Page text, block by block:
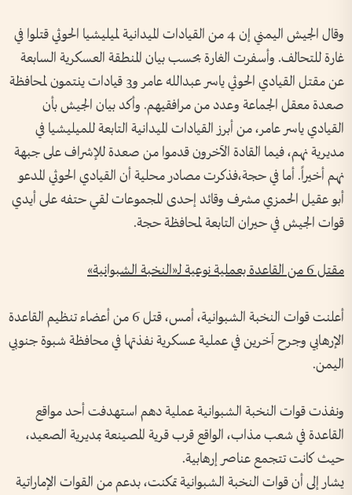
وقال الجيش اليمني إن 4 من القيادات الميدانية لميليشيا الحوثي قتلوا في
غارة للتحالف. وأسفرت الغارة بحسب بيان المنطقة العسكرية السابعة
عن مقتل القيادي الحوثي ياسر عبدالله عامر و3 قيادات ينتمون لمحافظة
صعدة معقل الجماعة وعدد من مرافقيهم. وأكد بيان الجيش بأن
القيادي ياسر عامر، من أبرز القيادات الميدانية التابعة للميليشيا في
مديرية نهم، فيما القادة الآخرون قدموا من صعدة للإشراف على جبهة
نهم أخيراً. أما في حجة،فذكرت مصادر محلية أن القيادي الحوثي المدعو
أبو عقيل الحمزي مشرف وقائد إحدى المجموعات لقي حتفه على أيدي
قوات الجيش في حيران التابعة لمحافظة حجة.
مقتل 6 من القاعدة بعملية نوعية لـ«النخبة الشبوانية»
أعلنت قوات النخبة الشبوانية، أمس، قتل 6 من أعضاء تنظيم القاعدة
الإرهابي وجرح آخرين في عملية عسكرية نفذتها في محافظة شبوة جنوبي
اليمن.
ونفذت قوات النخبة الشبوانية عملية دهم استهدفت أحد مواقع
القاعدة في شعب مذاب، الواقع قرب قرية المصينعة بمديرية الصعيد،
حيث كانت تتجمع عناصر إرهابية.
يشار إلى أن قوات النخبة الشبوانية تمكنت، بدعم من القوات الإماراتية